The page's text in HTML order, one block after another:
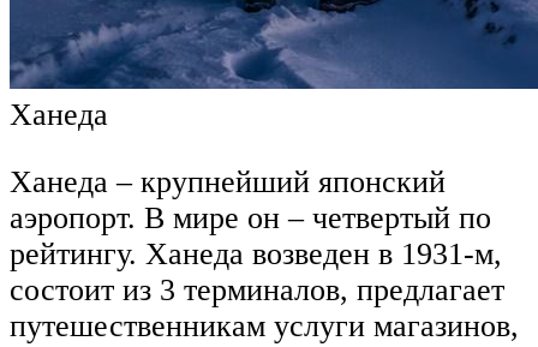
Ханеда
Ханеда – крупнейший японский
аэропорт. В мире он – четвертый по
рейтингу. Ханеда возведен в 1931-м,
состоит из 3 терминалов, предлагает
путешественникам услуги магазинов,